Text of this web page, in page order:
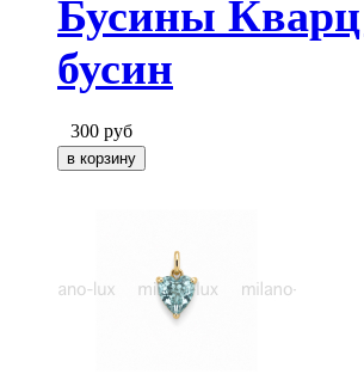
Бусины Кварц
бусин
300 руб